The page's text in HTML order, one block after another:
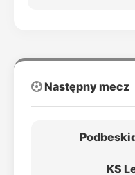
Następny mecz
KS